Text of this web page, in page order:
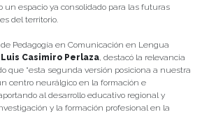
espacio ya consolidado para las futuras
del territorio.
Pedagogía en Comunicación en Lengua
Luis Casimiro Perlaza , destacó la relevancia
que “esta segunda versión posiciona a nuestra
centro neurálgico en la formación e
al desarrollo educativo regional y
y la formación profesional en la